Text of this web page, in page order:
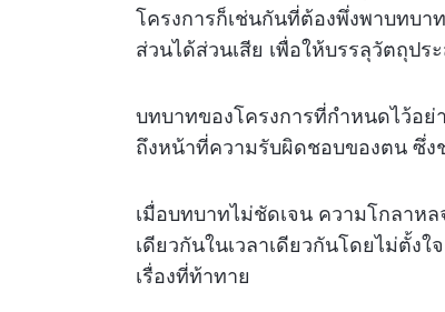
โครงการก็เช่นกันที่ต้องพึ่งพาบทบา
ส่วนได้ส่วนเสีย เพื่อให้บรรลุวัตถุปร
บทบาทของโครงการที่กำหนดไว้อ
ถึงหน้าที่ความรับผิดชอบของตน ซึ่ง
เมื่อบทบาทไม่ชัดเจน ความโกลาห
เดียวกันในเวลาเดียวกันโดยไม่ตั้ง
เรื่องที่ท้าทาย